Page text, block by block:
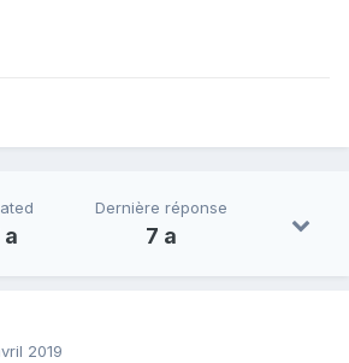
a
Dernière réponse
7 a
2019